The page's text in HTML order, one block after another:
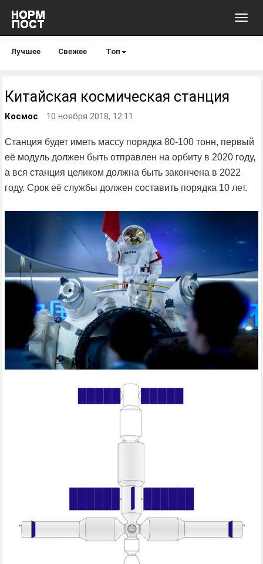
Лучшее Свежее Топ
Китайская космическая станция
Космос 10 ноября 2018, 12:11
Станция будет иметь массу порядка 80-100 тонн, первый
её модуль должен быть отправлен на орбиту в 2020 году,
а вся станция целиком должна быть закончена в 2022
году. Срок её службы должен составить порядка 10 лет.